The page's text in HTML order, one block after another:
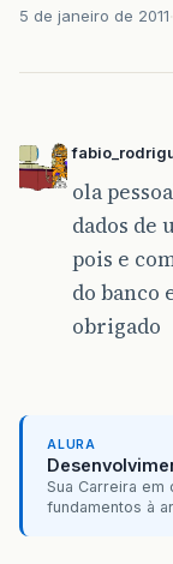
5 de janeiro de 2011
ola
dados de
pois e
do banco
obrigado
ALURA
Sua Carreira em
fundamentos à